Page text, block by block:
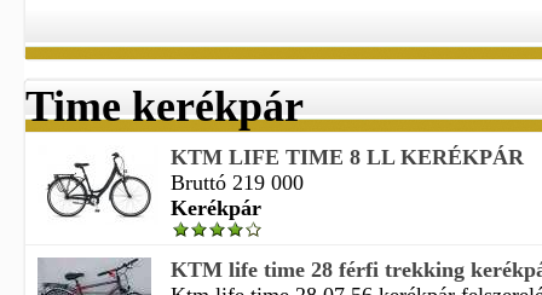
Time kerékpár
KTM LIFE TIME 8 LL KERÉKPÁR
Bruttó 219 000
Kerékpár
KTM life time 28 férfi trekking